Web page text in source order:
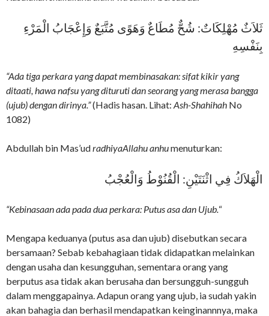
ثَلاَثٌ مُهْلِكَاتٌ: شُحٌّ مُطَاعٌ وَهَوًى مُتَّبَعٌ وَإِعْجَابُ الْمَرْءِ
بِنَفْسِهِ
“Ada tiga perkara yang dapat membinasakan: sifat kikir yang
ditaati, hawa nafsu yang dituruti dan seorang yang merasa bangga
(ujub) dengan dirinya.”(Hadis hasan. Lihat: Ash-Shahihah No
1082)
Abdullah bin Mas’udradhiyaAllahu anhumenuturkan:
الْهَلاَكُ فِي اثْنَتَيْنِ: الْقُنُوْطُ وَالْعُجْبُ
“Kebinasaan ada pada dua perkara: Putus asa dan Ujub.“
Mengapa keduanya (putus asa dan ujub) disebutkan secara
bersamaan? Sebab kebahagiaan tidak didapatkan melainkan
dengan usaha dan kesungguhan, sementara orang yang
berputus asa tidak akan berusaha dan bersungguh-sungguh
dalam menggapainya. Adapun orang yang ujub, ia sudah yakin
akan bahagia dan berhasil mendapatkan keinginannnya, maka